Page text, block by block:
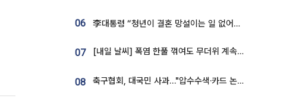
06 李대통령 “청년이 결혼 망설이는 일 없어야...제도상 불이익 조사”
07 [내일 날씨] 폭염 한풀 꺾여도 무더위 계속⋯동해안 이틀 연속 비
08 축구협회, 대국민 사과…"압수수색·카드 논란 사죄, 강도 높은 쇄신"